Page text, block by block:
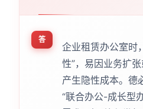
答
企业租赁办公室时
性”，易因业务扩张
产生隐性成本。德
“联合办公-成长型